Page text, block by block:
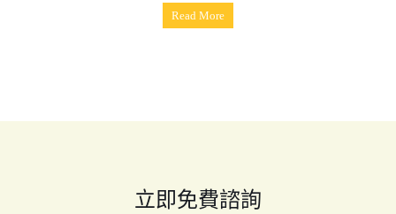
致不開機的話，都是換完電池就可以正常開機使用。若s7edge
Read More
立即免費諮詢